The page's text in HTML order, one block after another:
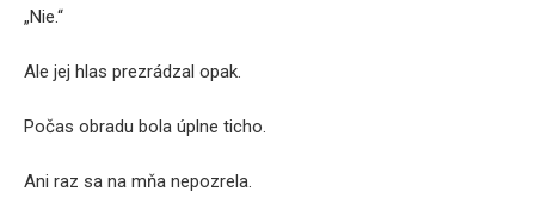
„Nie.“
Ale jej hlas prezrádzal opak.
Počas obradu bola úplne ticho.
Ani raz sa na mňa nepozrela.